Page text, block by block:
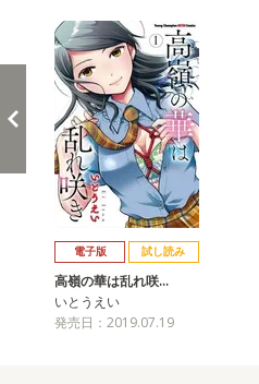
電子版 試し読み
高嶺の華は乱れ咲…
いとうえい
発売日：2019.07.19